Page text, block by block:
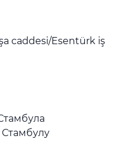
caddesi/Esentürk iş